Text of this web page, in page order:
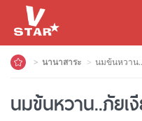
นานาสาระ นมข้นหวาน
นมข้นหวาน..ภัยเ